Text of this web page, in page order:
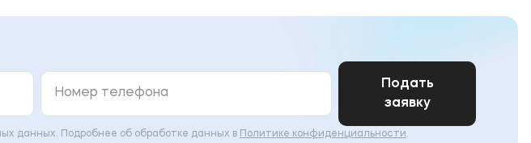
Подать
заявку
данных. Подробнее об обработке данных в Политике конфиденциальности.